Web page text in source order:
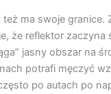
ma swoje granice.
że reflektor zaczyna
jasny obszar na
potrafi męczyć
po autach po